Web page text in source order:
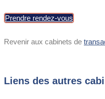
Prendre rendez-vous
Revenir aux cabinets de
Liens des autres